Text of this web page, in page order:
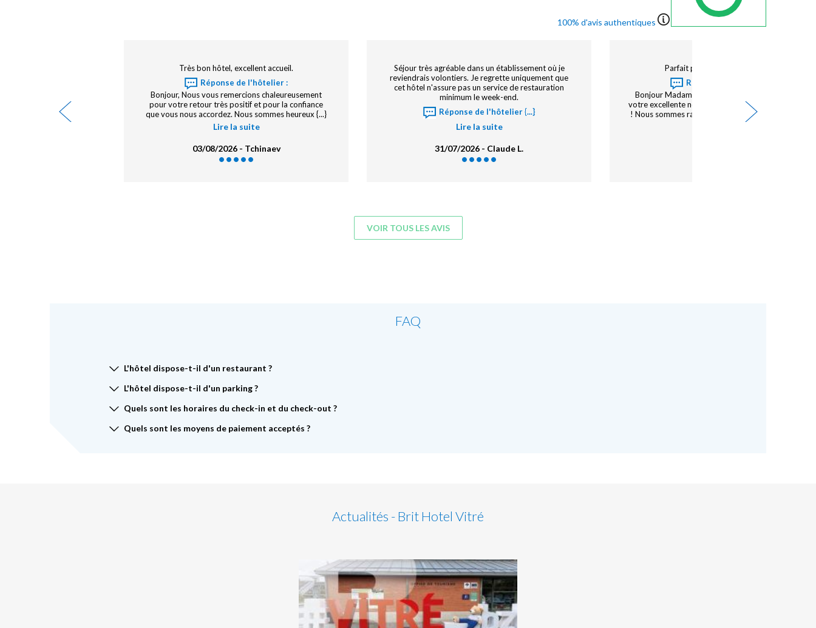
100% d'avis authentiques
Parfait pour une nuit de passage
Réponse de l'hôtelier :
Bonjour Madame, Monsieur, Un grand merci pour
votre excellente note et pour votre recommandation
! Nous sommes ravis d'apprendre que vous avez {...}
Lire la suite
28/07/2026 -
Anthony a été au petits soins, et surtout nous a servi
un très bon dîner alors que le restaurant était fermé,
Nous avons apprécié le service! Nous reviendrons…
27/07/2026 -
J'ai apprécié la situation de la chambre dans le carré
intérieur, super déco. Hôtel très bien insonorisé. Le
plus c est la restauration sur place.
VOIR TOUS LES AVIS
FAQ
L'hôtel dispose-t-il d'un restaurant ?
L'hôtel dispose-t-il d'un parking ?
Quels sont les horaires du check-in et du check-out ?
Quels sont les moyens de paiement acceptés ?
Actualités - Brit Hotel Vitré